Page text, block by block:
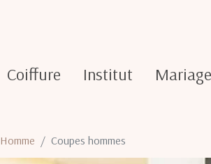
Coiffure Institut Mariage
Homme Coupes hommes